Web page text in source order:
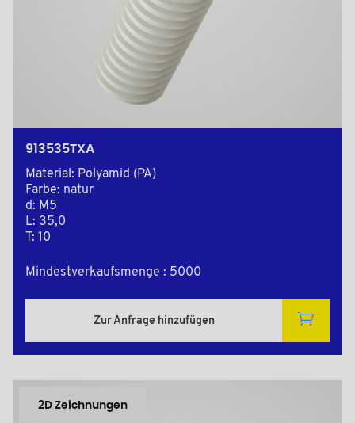
913535TXA
Material: Polyamid (PA)
Farbe: natur
d: M5
L: 35,0
T: 10
Mindestverkaufsmenge : 5000
Zur Anfrage hinzufügen
2D Zeichnungen